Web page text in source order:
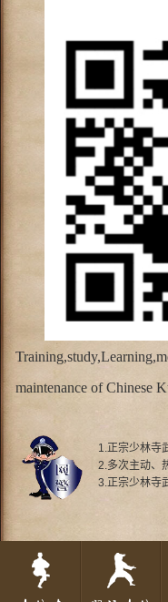
maintenance of Chinese
1.正宗少林寺
2.多次主动、
3.正宗少林寺